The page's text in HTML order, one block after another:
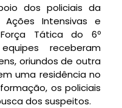
dos policiais da
Intensivas e
Tática do 6º
receberam
oriundos de outra
uma residência no
os policiais
dos suspeitos.